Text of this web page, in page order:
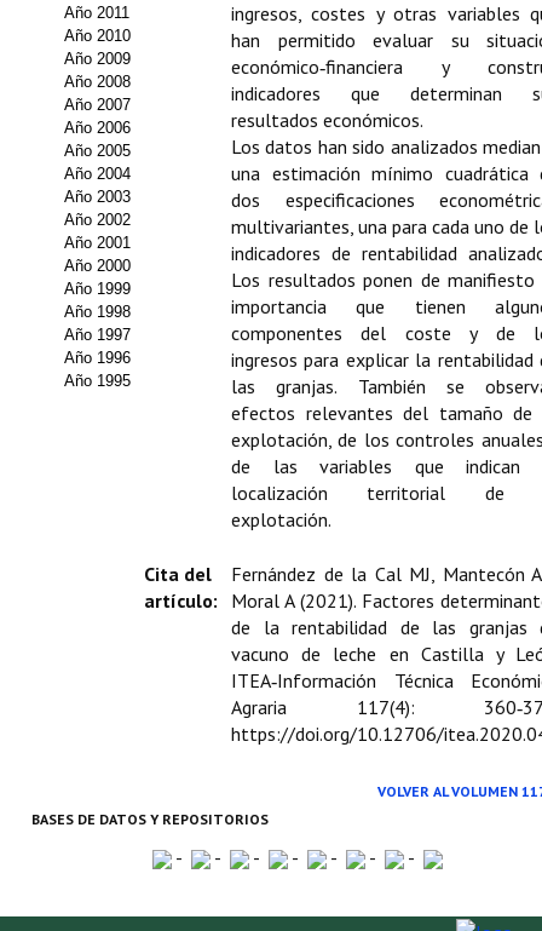
Buscador de Artículos
JORNADAS AIDA
Presentación Jornadas
Comunicaciones
Jornadas PAM 2026
Premio Jóvenes Investigadores
Buscador de Comunicaciones
Buscador de Comunicaciones
Año 2011
Año 2010
Año 2009
Año 2008
Año 2007
Año 2006
Año 2005
Año 2004
Año 2003
Año 2002
Año 2001
Año 2000
Año 1999
Año 1998
Año 1997
Año 1996
Año 1995
ingresos, costes y otras variables
han permitido evaluar su
económico‑financiera y
indicadores que determinan
resultados económicos.
Los datos han sido analizados
una estimación mínimo cuadrática
dos especificaciones
multivariantes, una para cada uno de
indicadores de rentabilidad
Los resultados ponen de
importancia que tienen
componentes del coste y de
ingresos para explicar la rentabilidad
las granjas. También se
efectos relevantes del tamaño de
explotación, de los controles
de las variables que indican
localización territorial de
explotación.
Cita del
artículo:
Fernández de la Cal MJ, Mantecón
Moral A (2021). Factores
de la rentabilidad de las granjas
vacuno de leche en Castilla y
ITEA‑Información Técnica
Agraria 117(4):
https://doi.org/10.12706/
VOLVER AL VOLUMEN
BASES DE DATOS Y REPOSITORIOS
- - - - - - -